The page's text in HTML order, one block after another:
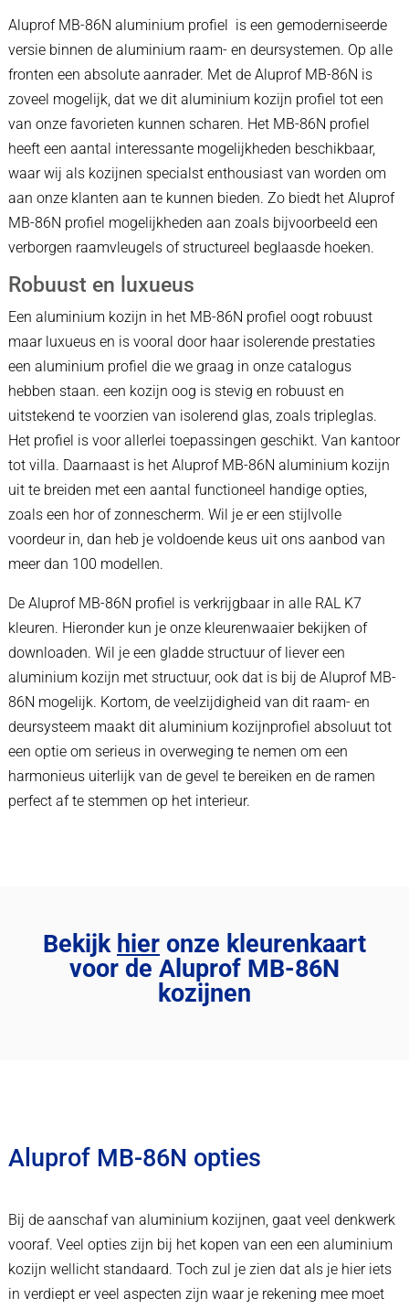
Aluprof MB-86N aluminium profiel is een gemoderniseerde
versie binnen de aluminium raam- en deursystemen. Op alle
fronten een absolute aanrader. Met de Aluprof MB-86N is
zoveel mogelijk, dat we dit aluminium kozijn profiel tot een
van onze favorieten kunnen scharen. Het MB-86N profiel
heeft een aantal interessante mogelijkheden beschikbaar,
waar wij als kozijnen specialst enthousiast van worden om
aan onze klanten aan te kunnen bieden. Zo biedt het Aluprof
MB-86N profiel mogelijkheden aan zoals bijvoorbeeld een
verborgen raamvleugels of structureel beglaasde hoeken.
Robuust en luxueus
Een aluminium kozijn in het MB-86N profiel oogt robuust
maar luxueus en is vooral door haar isolerende prestaties
een aluminium profiel die we graag in onze catalogus
hebben staan. een kozijn oog is stevig en robuust en
uitstekend te voorzien van isolerend glas, zoals tripleglas.
Het profiel is voor allerlei toepassingen geschikt. Van kantoor
tot villa. Daarnaast is het Aluprof MB-86N aluminium kozijn
uit te breiden met een aantal functioneel handige opties,
zoals een hor of zonnescherm. Wil je er een stijlvolle
voordeur in, dan heb je voldoende keus uit ons aanbod van
meer dan 100 modellen.
De Aluprof MB-86N profiel is verkrijgbaar in alle RAL K7
kleuren. Hieronder kun je onze kleurenwaaier bekijken of
downloaden. Wil je een gladde structuur of liever een
aluminium kozijn met structuur, ook dat is bij de Aluprof MB-
86N mogelijk. Kortom, de veelzijdigheid van dit raam- en
deursysteem maakt dit aluminium kozijnprofiel absoluut tot
een optie om serieus in overweging te nemen om een
harmonieus uiterlijk van de gevel te bereiken en de ramen
perfect af te stemmen op het interieur.
Bekijk hieronze kleurenkaart
voor de Aluprof MB-86N
kozijnen
Aluprof MB-86N opties
Bij de aanschaf van aluminium kozijnen, gaat veel denkwerk
vooraf. Veel opties zijn bij het kopen van een een aluminium
kozijn wellicht standaard. Toch zul je zien dat als je hier iets
in verdiept er veel aspecten zijn waar je rekening mee moet